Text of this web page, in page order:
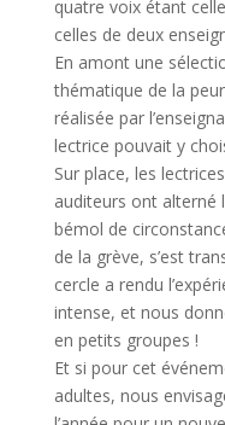
quatre voix étant
celles de deux
En amont une
thématique de la
réalisée par
lectrice pouvait y
Sur place, les
auditeurs ont alterné
bémol de
de la grève, s’est
cercle a rendu
intense, et nous
en petits groupes !
Et si pour cet
adultes, nous